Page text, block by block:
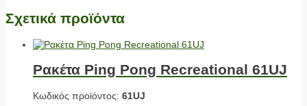
Σχετικά προϊόντα
Ρακέτα Ping Pong Recreational 61UJ
Κωδικός προϊόντος: 61UJ